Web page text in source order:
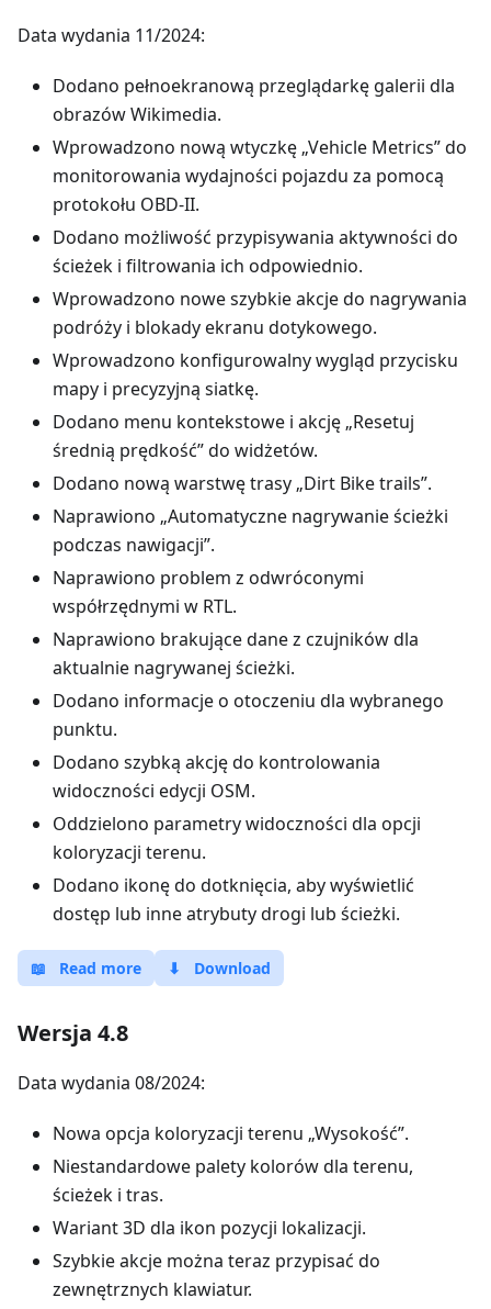
Data wydania 11/2024:
Dodano pełnoekranową przeglądarkę galerii dla
obrazów Wikimedia.
Wprowadzono nową wtyczkę „Vehicle Metrics” do
monitorowania wydajności pojazdu za pomocą
protokołu OBD-II.
Dodano możliwość przypisywania aktywności do
ścieżek i filtrowania ich odpowiednio.
Wprowadzono nowe szybkie akcje do nagrywania
podróży i blokady ekranu dotykowego.
Wprowadzono konfigurowalny wygląd przycisku
mapy i precyzyjną siatkę.
Dodano menu kontekstowe i akcję „Resetuj
średnią prędkość” do widżetów.
Dodano nową warstwę trasy „Dirt Bike trails”.
Naprawiono „Automatyczne nagrywanie ścieżki
podczas nawigacji”.
Naprawiono problem z odwróconymi
współrzędnymi w RTL.
Naprawiono brakujące dane z czujników dla
aktualnie nagrywanej ścieżki.
Dodano informacje o otoczeniu dla wybranego
punktu.
Dodano szybką akcję do kontrolowania
widoczności edycji OSM.
Oddzielono parametry widoczności dla opcji
koloryzacji terenu.
Dodano ikonę do dotknięcia, aby wyświetlić
dostęp lub inne atrybuty drogi lub ścieżki.
📖 Read more ⬇ Download
Wersja 4.8
Data wydania 08/2024:
Nowa opcja koloryzacji terenu „Wysokość”.
Niestandardowe palety kolorów dla terenu,
ścieżek i tras.
Wariant 3D dla ikon pozycji lokalizacji.
Szybkie akcje można teraz przypisać do
zewnętrznych klawiatur.